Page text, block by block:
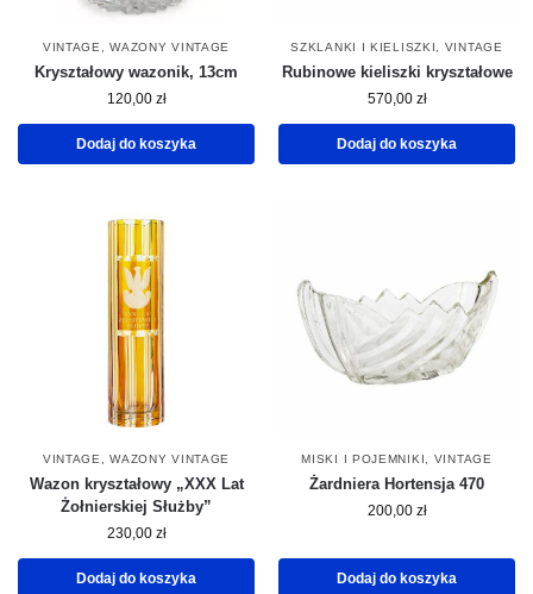
VINTAGE ,WAZONY VINTAGE
Kryształowy wazonik, 13cm
120,00 zł
Dodaj do koszyka
SZKLANKI I KIELISZKI VINTAGE
Rubinowe kieliszki kryształowe
570,00 zł
Dodaj do koszyka
VINTAGE ,WAZONY VINTAGE
Wazon kryształowy „XXX Lat
Żołnierskiej Służby”
230,00 zł
Dodaj do koszyka
MISKI I POJEMNIKI VINTAGE
Żardniera Hortensja 470
200,00 zł
Dodaj do koszyka